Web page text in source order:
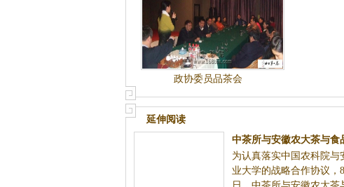
政协委员品茶会
延伸阅读
中茶所与安徽农大茶与食
学院签署战略合作协
为认真落实中国农科院与
业大学的战略合作协议，